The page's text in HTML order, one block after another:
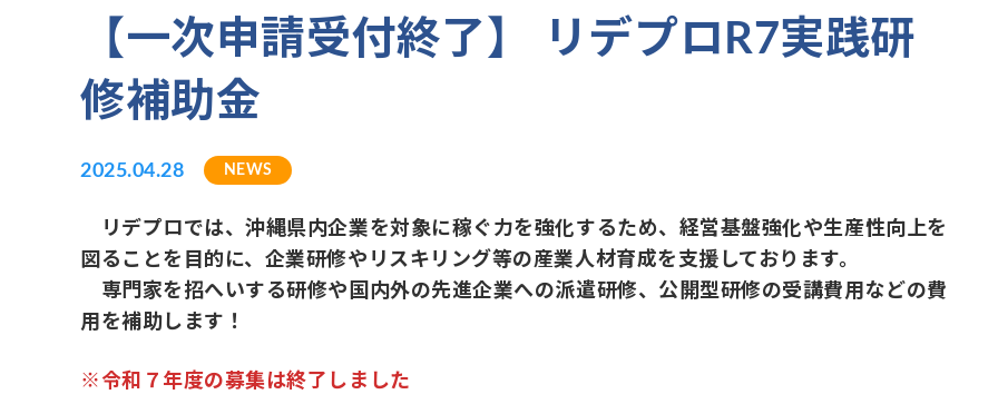
【一次申請受付終了】 リデプロR7実践研
修補助金
2025.04.28 NEWS
リデプロでは、沖縄県内企業を対象に稼ぐ力を強化するため、経営基盤強化や生産性向上を
図ることを目的に、企業研修やリスキリング等の産業人材育成を支援しております。
専門家を招へいする研修や国内外の先進企業への派遣研修、公開型研修の受講費用などの費
用を補助します！
※令和７年度の募集は終了しました